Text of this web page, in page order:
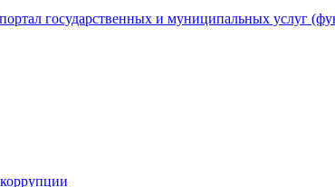
государственных и муниципальных услуг